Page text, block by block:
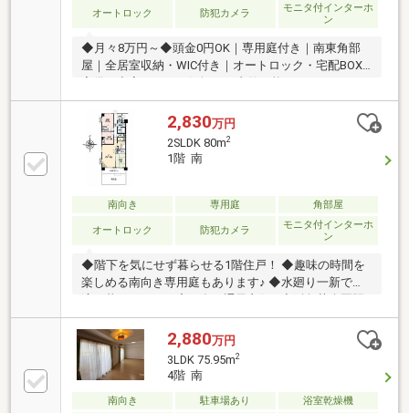
オートロック 防犯カメラ
モニタ付インターホ
ン
◆月々8万円～◆頭金0円OK｜専用庭付き｜南東角部
屋｜全居室収納・WIC付き｜オートロック・宅配BOX
完備｜空家につきお気軽にご内覧可能です
2,830万円
2SLDK 80m2
1階 南
南向き 専用庭 角部屋
オートロック 防犯カメラ
モニタ付インターホ
ン
◆階下を気にせず暮らせる1階住戸！ ◆趣味の時間を
楽しめる南向き専用庭もあります♪ ◆水廻り一新で快
適に暮らせます！窓も多く通風良好♪ ◆阪急苦楽園駅
徒歩12分！ゆったり暮らせる自然豊かな住環境！
2,880万円
3LDK 75.95m2
4階 南
南向き 駐車場あり
浴室乾燥機